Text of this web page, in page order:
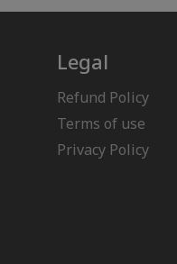
Legal
Refund Policy
Terms of use
Privacy Policy